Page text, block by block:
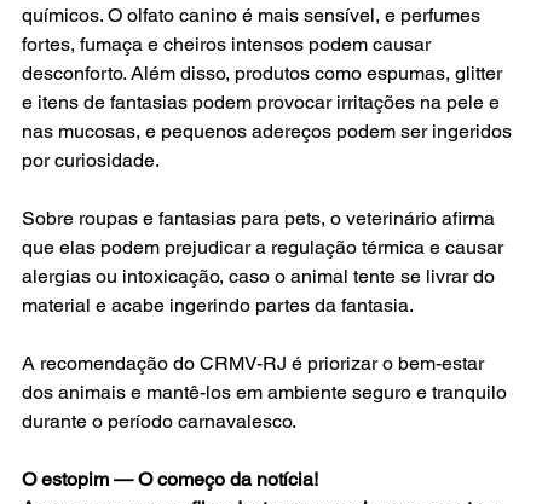
químicos. O olfato canino é mais sensível, e perfumes
fortes, fumaça e cheiros intensos podem causar
desconforto. Além disso, produtos como espumas, glitter
e itens de fantasias podem provocar irritações na pele e
nas mucosas, e pequenos adereços podem ser ingeridos
por curiosidade.
Sobre roupas e fantasias para pets, o veterinário afirma
que elas podem prejudicar a regulação térmica e causar
alergias ou intoxicação, caso o animal tente se livrar do
material e acabe ingerindo partes da fantasia.
A recomendação do CRMV-RJ é priorizar o bem-estar
dos animais e mantê-los em ambiente seguro e tranquilo
durante o período carnavalesco.
O estopim — O começo da notícia!